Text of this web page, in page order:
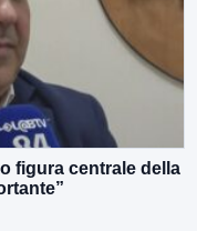
figura centrale della